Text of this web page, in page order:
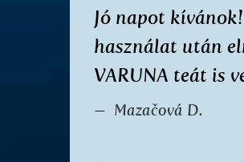
Jó napot
használat után
VARUNA teát is
Mazačová D.